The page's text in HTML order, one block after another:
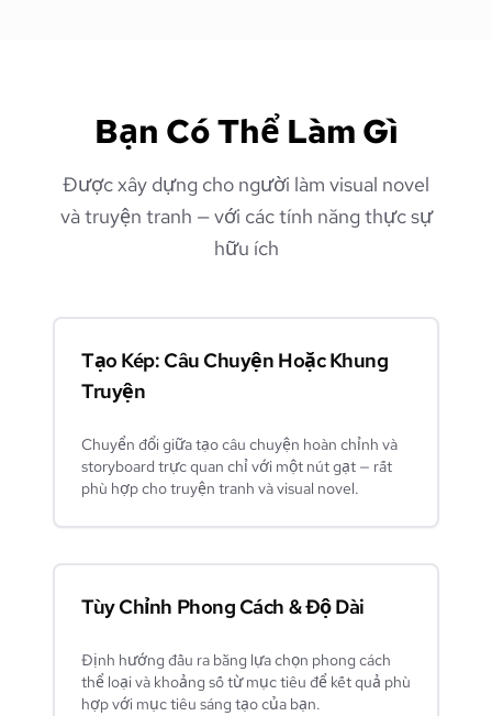
Bạn Có Thể Làm Gì
Được xây dựng cho người làm visual novel
và truyện tranh — với các tính năng thực sự
hữu ích
Tạo Kép: Câu Chuyện Hoặc Khung
Truyện
Chuyển đổi giữa tạo câu chuyện hoàn chỉnh và
storyboard trực quan chỉ với một nút gạt — rất
phù hợp cho truyện tranh và visual novel.
Tùy Chỉnh Phong Cách & Độ Dài
Định hướng đầu ra bằng lựa chọn phong cách
thể loại và khoảng số từ mục tiêu để kết quả phù
hợp với mục tiêu sáng tạo của bạn.